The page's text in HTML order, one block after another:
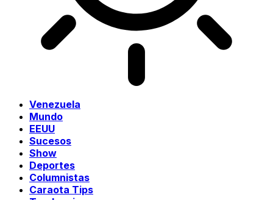
Venezuela
Mundo
EEUU
Sucesos
Show
Deportes
Columnistas
Caraota Tips